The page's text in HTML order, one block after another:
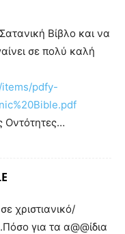
Βίβλο και να
σε πολύ καλή
pdfy-
Οντότητες…
χριστιανικό/
για τα α@@ίδια